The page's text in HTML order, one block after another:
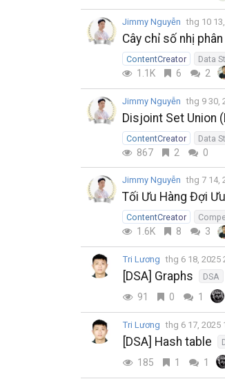
Jimmy Nguyễn thg 10
Cây chỉ số nhị
ContentCreator Data
1.1K 6 2
Jimmy Nguyễn thg 9 30,
Disjoint Set Union
ContentCreator Data
867 2 0
Jimmy Nguyễn thg 7 14,
Tối Ưu Hàng Đợi
ContentCreator
1.6K 8 3
Tri Lương thg 6 18, 2025
[DSA] Graphs DSA
91 0 1
Tri Lương thg 6 17, 2025
[DSA] Hash table
185 1 1